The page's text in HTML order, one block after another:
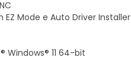
EZ Mode e Auto Driver Installer
Windows® 11 64-bit